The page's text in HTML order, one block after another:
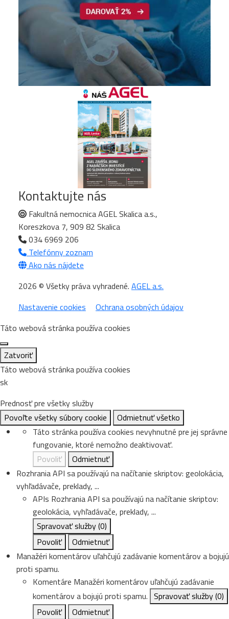
Kontaktujte nás
Fakultná nemocnica AGEL Skalica a.s.,
Koreszkova 7, 909 82 Skalica
034 6969 206
Telefónny zoznam
Ako nás nájdete
2026 © Všetky práva vyhradené. AGEL a.s.
Nastavenie cookies
Ochrana osobných údajov
Táto webová stránka používa cookies
Zatvoriť
Táto webová stránka používa cookies
sk
Prednosť pre všetky služby
Povoľte všetky súbory cookie
Odmietnuť všetko
Táto stránka používa cookies nevyhnutné pre jej správne
fungovanie, ktoré nemožno deaktivovať.
Povoliť
Odmietnuť
Rozhrania API sa používajú na načítanie skriptov: geolokácia,
vyhľadávače, preklady, ...
APIs Rozhrania API sa používajú na načítanie skriptov:
geolokácia, vyhľadávače, preklady, ...
Spravovať služby(0)
Povoliť
Odmietnuť
Manažéri komentárov uľahčujú zadávanie komentárov a bojujú
proti spamu.
Komentáre Manažéri komentárov uľahčujú zadávanie
komentárov a bojujú proti spamu. Spravovať služby(0)
Povoliť
Odmietnuť